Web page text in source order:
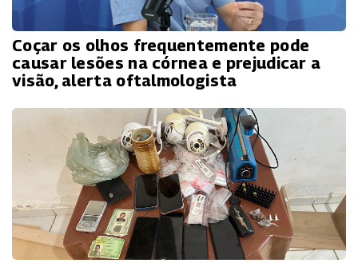
Coçar os olhos frequentemente pode
causar lesões na córnea e prejudicar a
visão, alerta oftalmologista